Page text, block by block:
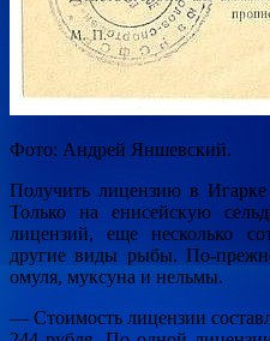
Фото: Андрей Яншевский.
Получить лицензию в
Только на енисейскую
лицензий, еще несколько
другие виды рыбы. По-
омуля, муксуна и нельмы.
— Стоимость лицензии